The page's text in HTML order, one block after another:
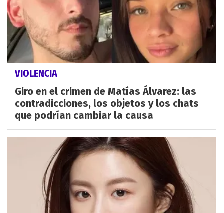
VIOLENCIA
Giro en el crimen de Matías Álvarez: las
contradicciones, los objetos y los chats
que podrían cambiar la causa